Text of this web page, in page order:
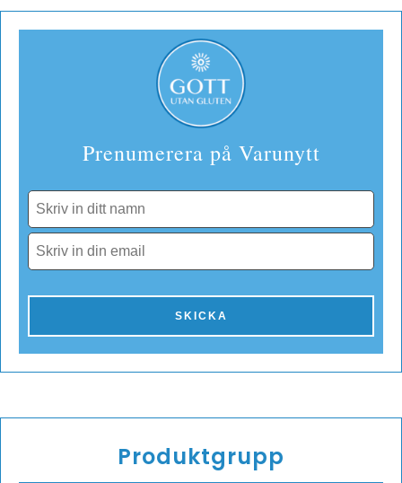
EUR
Prenumerera på Varunytt
Produktgrupp